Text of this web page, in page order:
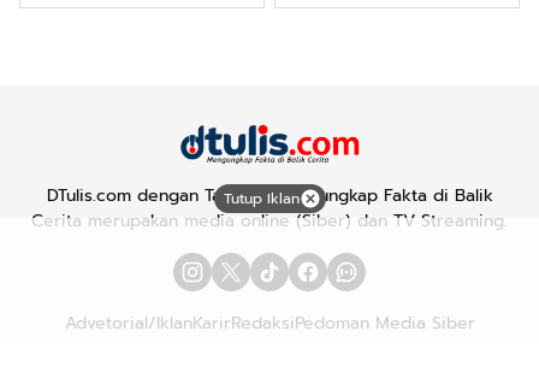
Tutup Iklan
DTulis.com dengan Tagline "Mengungkap Fakta di Balik
Cerita merupakan media online (Siber) dan TV Streaming.
Advetorial/IklanKarirRedaksiPedoman Media Siber